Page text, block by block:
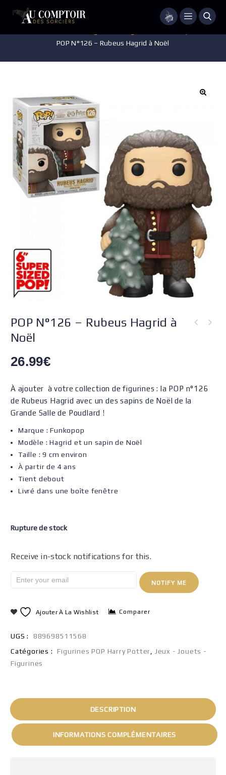
Menu
POP N°126 – Rubeus Hagrid à Noël
POP N°126 – Rubeus Hagrid à
Noël
26.99€
À ajouter à votre collection de figurines : la POP n°126
de Rubeus Hagrid avec un des sapins de Noël de la
Grande Salle de Poudlard !
Marque : Funkopop
Modèle : Hagrid et un sapin de Noël
Taille : 9 cm environ
À partir de 4 ans
Tient debout
Livré dans une boîte fenêtre
Rupture de stock
Receive in-stock notifications for this.
NOTIFY ME
Ajouter À La Wishlist Comparer
UGS :
889698511568
Catégories :
Figurines POP Harry Potter
Jeux - Jouets -
Figurines
DESCRIPTION
INFORMATIONS COMPLÉMENTAIRES